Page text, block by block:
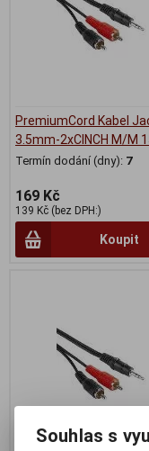
PremiumCord Kabel
3.5mm-2xCINCH M/M
Termín dodání (dny): 7
169 Kč
139 Kč (bez DPH:)
Koupit
Souhlas s